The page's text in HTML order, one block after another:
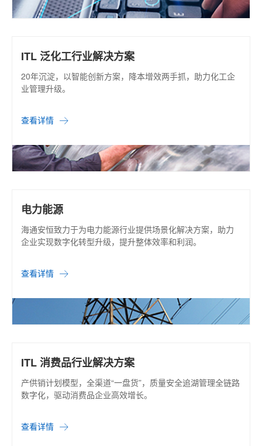
ITL 泛化工行业解决方案
20年沉淀，以智能创新方案，降本增效两手抓，助力化工企
业管理升级。
查看详情
电力能源
海通安恒致力于为电力能源行业提供场景化解决方案，助力
企业实现数字化转型升级，提升整体效率和利润。
查看详情
ITL 消费品行业解决方案
产供销计划模型，全渠道“一盘货”，质量安全追湖管理全链路
数字化，驱动消费品企业高效增长。
查看详情